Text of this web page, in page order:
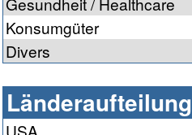
Konsumgüter
Divers
Länderaufteilung